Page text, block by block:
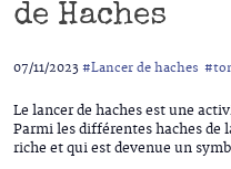
de Haches
07/11/2023 #Lancer de haches
Le lancer de haches est une
Parmi les différentes haches de
riche et qui est devenue un